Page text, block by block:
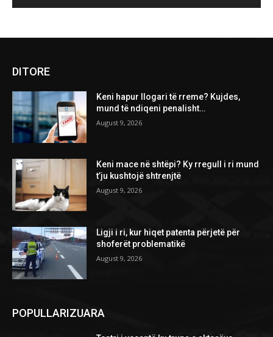
DITORE
Keni hapur llogari të rreme? Kujdes,
mund të ndiqeni penalisht…
August 9, 2026
Keni mace në shtëpi? Ky rregull i ri mund
t’ju kushtojë shtrenjtë
August 9, 2026
Ligji i ri, kur hiqet patenta përjetë për
shoferët problematikë
August 9, 2026
POPULLARIZUARA